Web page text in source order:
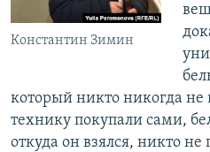
Константин Зимин
который никто никогда
технику покупали сами,
откуда он взялся, никто